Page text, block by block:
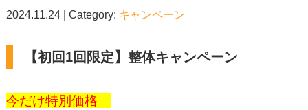
2024.11.24 | Category: キャンペーン
【初回1回限定】整体キャンペーン
今だけ特別価格